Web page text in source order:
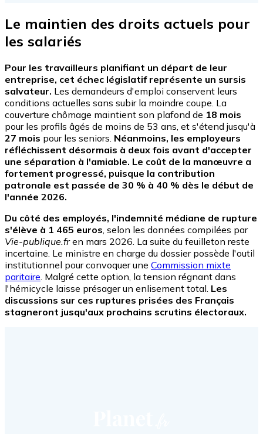
Le maintien des droits actuels pour
les salariés
Pour les travailleurs planifiant un départ de leur
entreprise, cet échec législatif représente un sursis
salvateur. Les demandeurs d'emploi conservent leurs
conditions actuelles sans subir la moindre coupe. La
couverture chômage maintient son plafond de 18 mois
pour les profils âgés de moins de 53 ans, et s'étend jusqu'à
27 mois pour les seniors. Néanmoins, les employeurs
réfléchissent désormais à deux fois avant d'accepter
une séparation à l'amiable. Le coût de la manœuvre a
fortement progressé, puisque la contribution
patronale est passée de 30 % à 40 % dès le début de
l'année 2026.
Du côté des employés, l'indemnité médiane de rupture
s'élève à 1 465 euros , selon les données compilées par
Vie-publique.fren mars 2026. La suite du feuilleton reste
incertaine. Le ministre en charge du dossier possède l'outil
institutionnel pour convoquer une Commission mixte
paritaire . Malgré cette option, la tension régnant dans
l'hémicycle laisse présager un enlisement total. Les
discussions sur ces ruptures prisées des Français
stagneront jusqu'aux prochains scrutins électoraux.